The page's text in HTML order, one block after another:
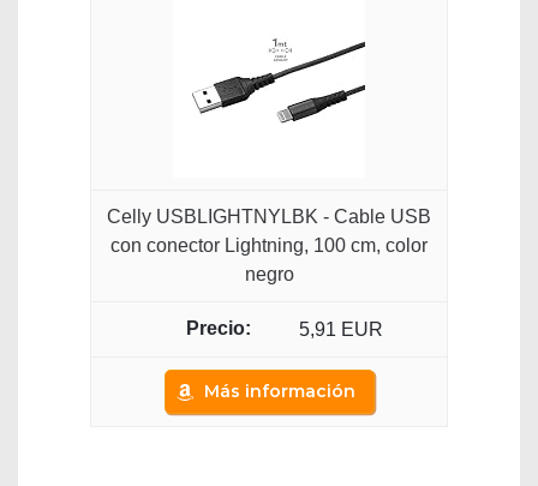
Celly USBLIGHTNYLBK - Cable USB
con conector Lightning, 100 cm, color
negro
5,91 EUR
Más información